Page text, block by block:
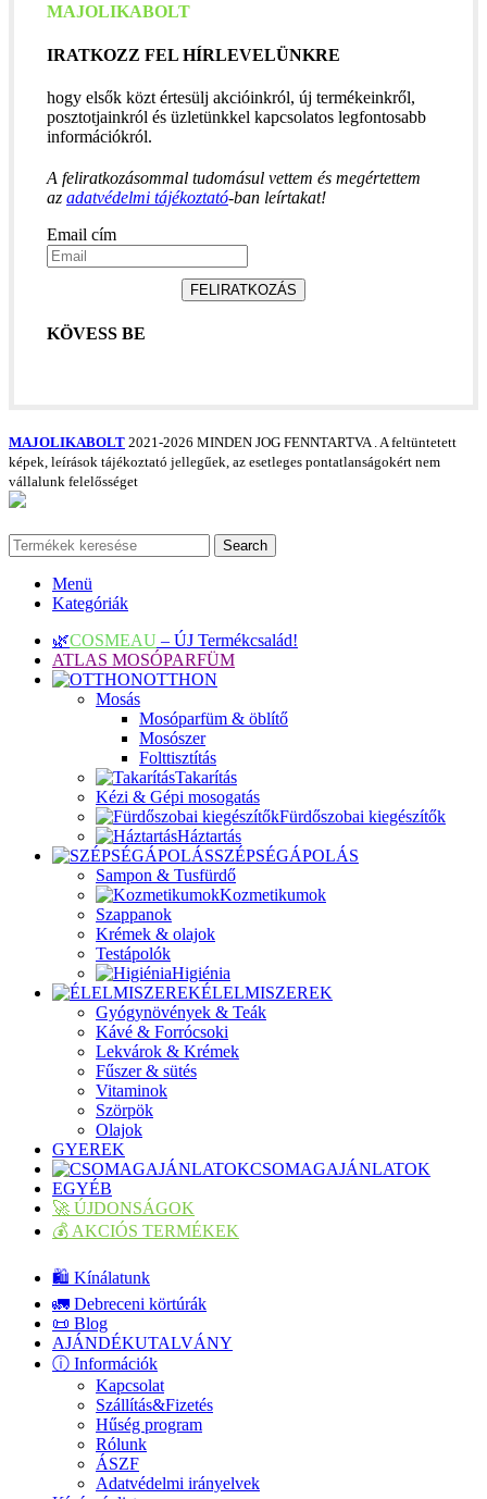
MAJOLIKABOLT
IRATKOZZ FEL HÍRLEVELÜNKRE
hogy elsők közt értesülj akcióinkról, új termékeinkről,
posztotjainkról és üzletünkkel kapcsolatos legfontosabb
információkról.
A feliratkozásommal tudomásul vettem és megértettem
az adatvédelmi tájékoztató-ban leírtakat!
Email cím
FELIRATKOZÁS
KÖVESS BE
MAJOLIKABOLT 2021-2026 MINDEN JOG FENNTARTVA. A feltüntetett
képek, leírások tájékoztató jellegűek, az esetleges pontatlanságokért nem
vállalunk felelősséget
Search
Menü
Kategóriák
🌿COSMEAU – ÚJ Termékcsalád!
ATLAS MOSÓPARFÜM
OTTHON
Mosás
Mosóparfüm & öblítő
Mosószer
Folttisztítás
Takarítás
Kézi & Gépi mosogatás
Fürdőszobai kiegészítők
Háztartás
SZÉPSÉGÁPOLÁS
Sampon & Tusfürdő
Kozmetikumok
Szappanok
Krémek & olajok
Testápolók
Higiénia
ÉLELMISZEREK
Gyógynövények & Teák
Kávé & Forrócsoki
Lekvárok & Krémek
Fűszer & sütés
Vitaminok
Szörpök
Olajok
GYEREK
CSOMAGAJÁNLATOK
EGYÉB
🚀 ÚJDONSÁGOK
💰 AKCIÓS TERMÉKEK
🛍️ Kínálatunk
🚛 Debreceni körtúrák
📜 Blog
AJÁNDÉKUTALVÁNY
ⓘ Információk
Kapcsolat
Szállítás&Fizetés
Hűség program
Rólunk
ÁSZF
Adatvédelmi irányelvek